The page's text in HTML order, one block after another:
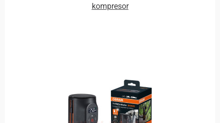
kompresor